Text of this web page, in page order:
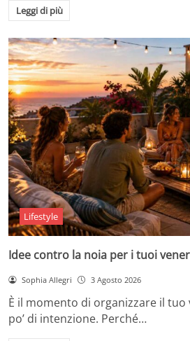
Leggi di più
Lifestyle
Idee contro la noia per i tuoi
Sophia Allegri 3 Agosto 2026
È il momento di organizzare il tuo
po’ di intenzione. Perché…